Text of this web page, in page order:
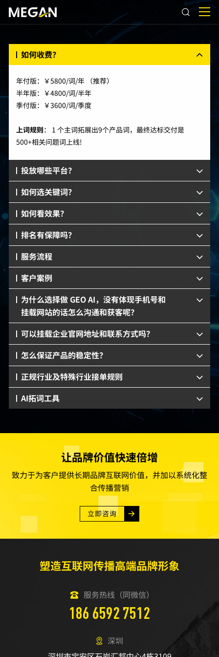
如何收费？
年付版：￥5800/词/年 （推荐）
半年版：￥4800/词/半年
季付版：￥3600/词/季度
上词规则： 1 个主词拓展出9个产品词，最终达标交付是
500+相关问题词上线!
投放哪些平台？
如何选关键词？
如何看效果？
排名有保障吗？
服务流程
客户案例
为什么选择做 GEO AI，没有体现手机号和
挂载网站的话怎么沟通和获客呢？
可以挂载企业官网地址和联系方式吗？
怎么保证产品的稳定性？
正规行业及特殊行业接单规则
AI拓词工具
让品牌价值快速倍增
致力于为客户提供长期品牌互联网价值，并加以系统化整
合传播营销
立即咨询
塑造互联网传播高端品牌形象
服务热线（同微信）
186 6592 7512
深圳